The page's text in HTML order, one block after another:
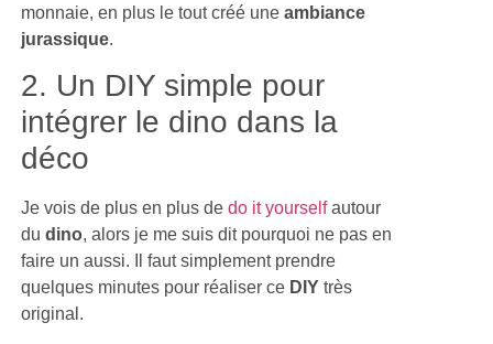
monnaie, en plus le tout créé uneambiance
jurassique.
2. Un DIY simple pour
intégrer le dino dans la
déco
Je vois de plus en plus dedo it yourselfautour
dudino, alors je me suis dit pourquoi ne pas en
faire un aussi. Il faut simplement prendre
quelques minutes pour réaliser ce DIY très
original.